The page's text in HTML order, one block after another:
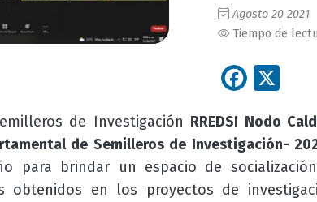
Agosto 20 2021
Tiempo de
de Investigación RREDSI Nodo
de Semilleros de Investigación-
para brindar un espacio de
obtenidos en los proyectos de